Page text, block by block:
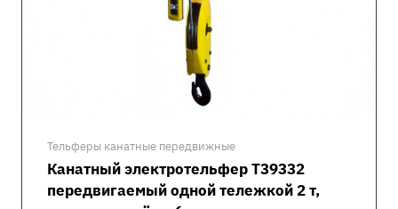
Тельферы канатные передвижные
Канатный электротельфер Т39332
передвигаемый одной тележкой 2 т,